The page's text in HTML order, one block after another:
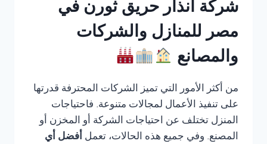
شركة انذار حريق ثورن في
مصر للمنازل والشركات
والمصانع
من أكثر الأمور التي تميز الشركات المحترفة قدرتها
على تنفيذ الأعمال لمجالات متنوعة. فاحتياجات
المنزل تختلف عن احتياجات الشركة أو المخزن أو
المصنع. وفي جميع هذه الحالات، تعمل أفضل أي